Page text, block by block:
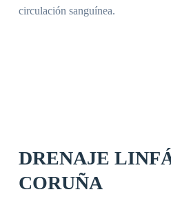
circulación sanguínea.
DRENAJE
CORUÑA